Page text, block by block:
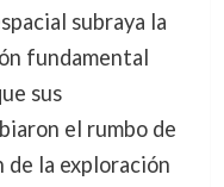
subraya la
fundamental
sus
el rumbo de
de la exploración